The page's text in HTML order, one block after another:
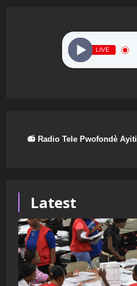
LIVE
📻 Radio Tele Pwofondè Ayiti
Latest